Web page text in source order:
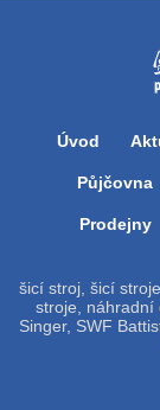
Úvod
Půjčovna
Prodejny
šicí stroj, šicí
stroje, náhradní
Singer, SWF